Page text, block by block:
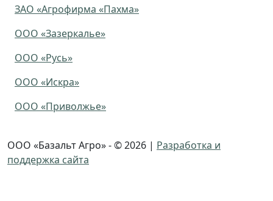
ЗАО «Агрофирма «Пахма»
ООО «Зазеркалье»
ООО «Русь»
ООО «Искра»
ООО «Приволжье»
ООО «Базальт Агро» - © 2026 | Разработка и
поддержка сайта